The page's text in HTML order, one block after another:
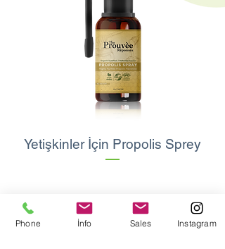
Yetişkinler İçin Propolis Sprey
Phone İnfo Sales Instagram